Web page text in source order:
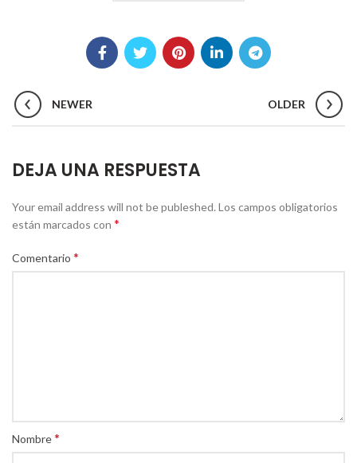
NEWER OLDER
DEJA UNA RESPUESTA
Your email address will not be publeshed.Los campos obligatorios
están marcados con *
Comentario *
Nombre*